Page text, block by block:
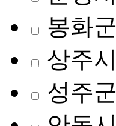
봉화군
상주시
성주군